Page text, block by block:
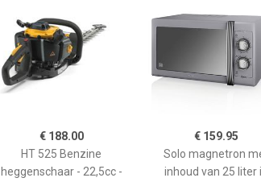
€ 188.00
HT 525 Benzine
heggenschaar - 22,5cc -
€ 159.95
Solo magnetron
inhoud van 25 liter